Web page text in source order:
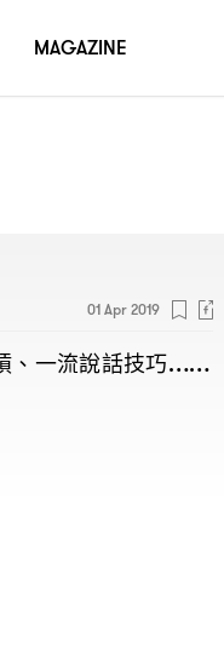
01 Apr 2019
、一流說話技巧……
MAGAZINE